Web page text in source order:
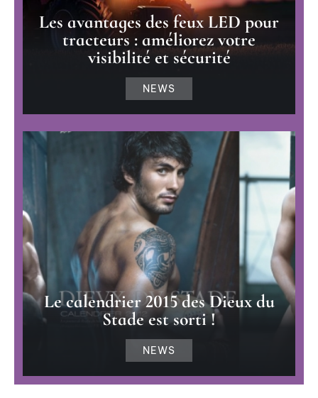
Les avantages des feux LED pour
tracteurs : améliorez votre
visibilité et sécurité
NEWS
Le calendrier 2015 des Dieux du
Stade est sorti !
NEWS